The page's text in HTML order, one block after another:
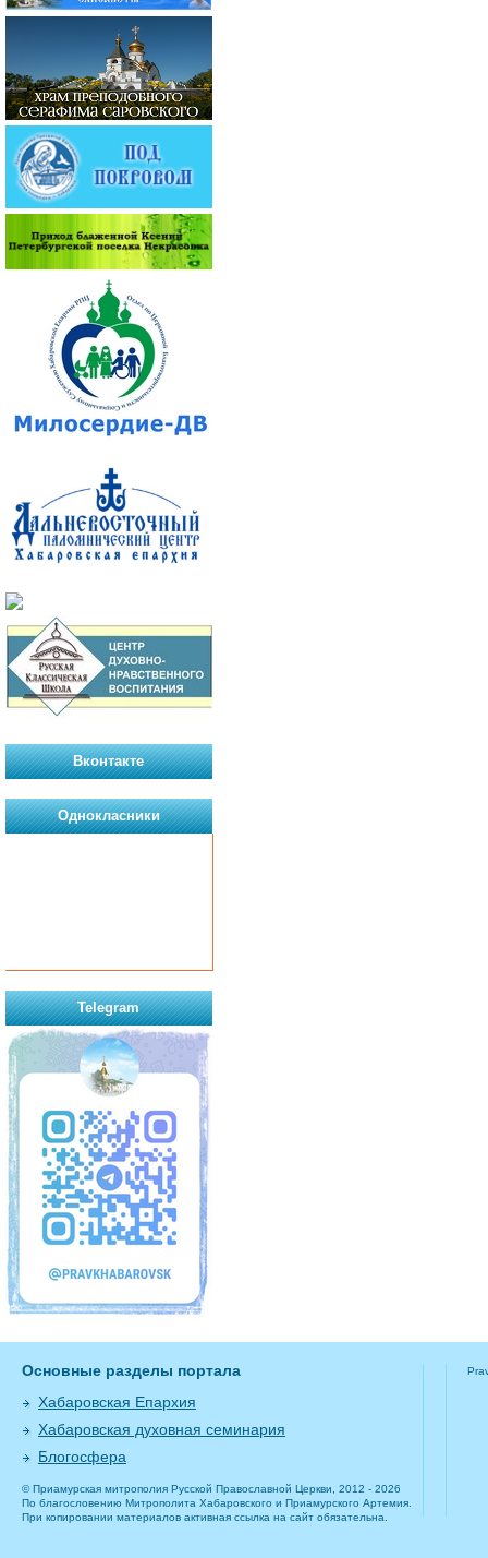
Вконтакте
Однокласники
Telegram
Основные разделы портала
Хабаровская Епархия
Хабаровская духовная семинария
Блогосфера
© Приамурская митрополия Русской Православной Церкви, 2012 - 2026
По благословению Митрополита Хабаровского и Приамурского Артемия.
При копировании материалов активная ссылка на сайт обязательна.